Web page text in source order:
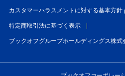
カスタマーハラスメントに対する基本方針
特定商取引法に基づく表示
ブックオフグループホールディングス株式